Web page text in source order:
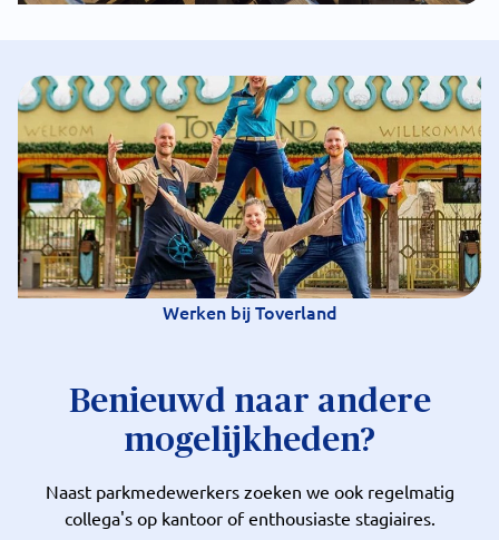
Werken bij Toverland
Benieuwd naar andere
mogelijkheden?
Naast parkmedewerkers zoeken we ook regelmatig
collega's op kantoor of enthousiaste stagiaires.